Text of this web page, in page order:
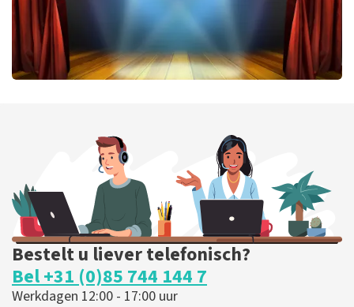
BESTEL NU
Bestelt u liever telefonisch?
Bel +31 (0)85 744 144 7
Werkdagen 12:00 - 17:00 uur